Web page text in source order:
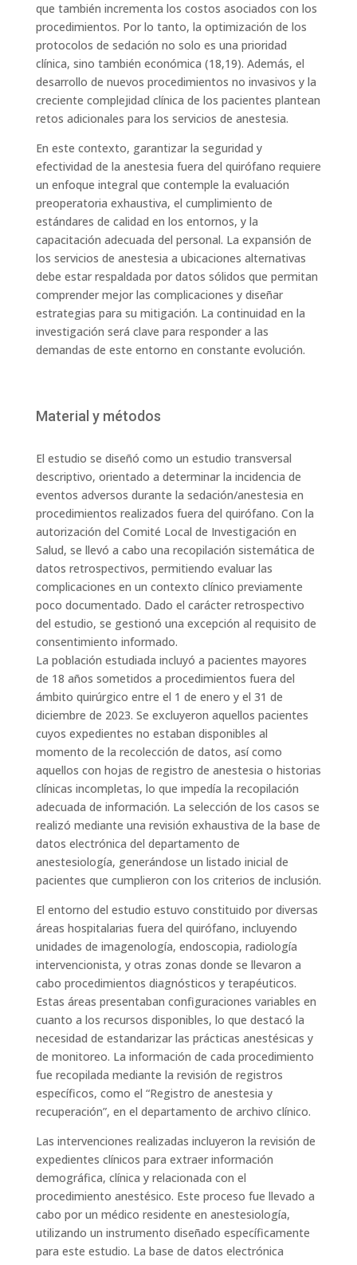
que también incrementa los costos asociados con los
procedimientos. Por lo tanto, la optimización de los
protocolos de sedación no solo es una prioridad
clínica, sino también económica (18,19). Además, el
desarrollo de nuevos procedimientos no invasivos y la
creciente complejidad clínica de los pacientes plantean
retos adicionales para los servicios de anestesia.
En este contexto, garantizar la seguridad y
efectividad de la anestesia fuera del quirófano requiere
un enfoque integral que contemple la evaluación
preoperatoria exhaustiva, el cumplimiento de
estándares de calidad en los entornos, y la
capacitación adecuada del personal. La expansión de
los servicios de anestesia a ubicaciones alternativas
debe estar respaldada por datos sólidos que permitan
comprender mejor las complicaciones y diseñar
estrategias para su mitigación. La continuidad en la
investigación será clave para responder a las
demandas de este entorno en constante evolución.
Material y métodos
El estudio se diseñó como un estudio transversal
descriptivo, orientado a determinar la incidencia de
eventos adversos durante la sedación/anestesia en
procedimientos realizados fuera del quirófano. Con la
autorización del Comité Local de Investigación en
Salud, se llevó a cabo una recopilación sistemática de
datos retrospectivos, permitiendo evaluar las
complicaciones en un contexto clínico previamente
poco documentado. Dado el carácter retrospectivo
del estudio, se gestionó una excepción al requisito de
consentimiento informado.
La población estudiada incluyó a pacientes mayores
de 18 años sometidos a procedimientos fuera del
ámbito quirúrgico entre el 1 de enero y el 31 de
diciembre de 2023. Se excluyeron aquellos pacientes
cuyos expedientes no estaban disponibles al
momento de la recolección de datos, así como
aquellos con hojas de registro de anestesia o historias
clínicas incompletas, lo que impedía la recopilación
adecuada de información. La selección de los casos se
realizó mediante una revisión exhaustiva de la base de
datos electrónica del departamento de
anestesiología, generándose un listado inicial de
pacientes que cumplieron con los criterios de inclusión.
El entorno del estudio estuvo constituido por diversas
áreas hospitalarias fuera del quirófano, incluyendo
unidades de imagenología, endoscopia, radiología
intervencionista, y otras zonas donde se llevaron a
cabo procedimientos diagnósticos y terapéuticos.
Estas áreas presentaban configuraciones variables en
cuanto a los recursos disponibles, lo que destacó la
necesidad de estandarizar las prácticas anestésicas y
de monitoreo. La información de cada procedimiento
fue recopilada mediante la revisión de registros
específicos, como el “Registro de anestesia y
recuperación”, en el departamento de archivo clínico.
Las intervenciones realizadas incluyeron la revisión de
expedientes clínicos para extraer información
demográfica, clínica y relacionada con el
procedimiento anestésico. Este proceso fue llevado a
cabo por un médico residente en anestesiología,
utilizando un instrumento diseñado específicamente
para este estudio. La base de datos electrónica